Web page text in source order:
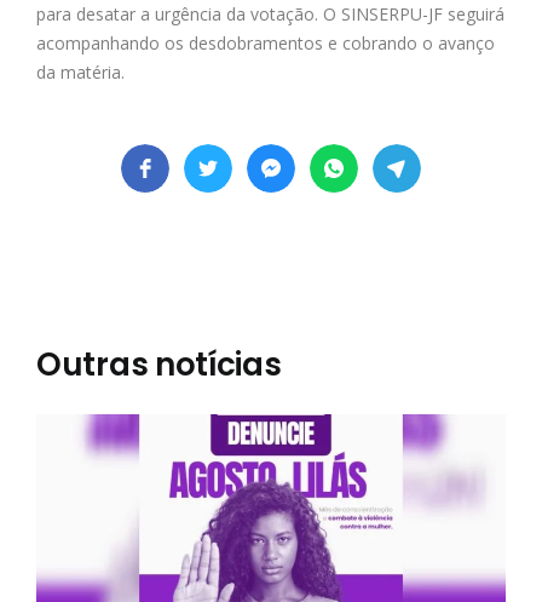
para desatar a urgência da votação. O SINSERPU-JF seguirá
acompanhando os desdobramentos e cobrando o avanço
da matéria.
Outras notícias